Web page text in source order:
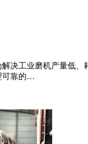
决工业磨机产量低
可靠的…